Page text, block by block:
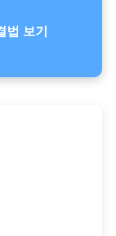
법 보기